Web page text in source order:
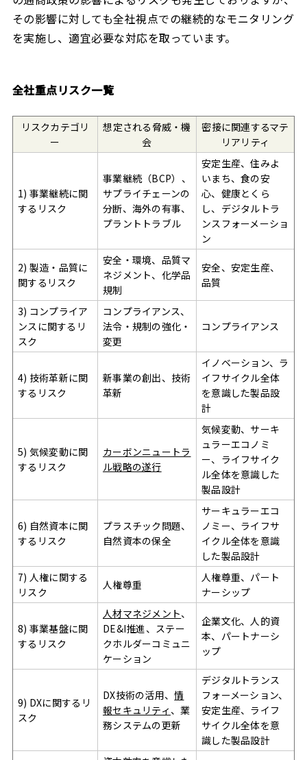
その影響に対しても全社視点での継続的なモニタリング
を実施し、適宜必要な対応を取っています。
全社重点リスク一覧
リスクカテゴリ
ー
想定される脅威・機
会
密接に関連するマテ
リアリティ
1) 事業継続に関
するリスク
事業継続（BCP）、
サプライチェーンの
分断、海外の有事、
プラントトラブル
安定生産、住みよ
いまち、食の安
心、健康とくら
し、デジタルトラ
ンスフォーメーショ
ン
2) 製造・品質に
関するリスク
安全・環境、品質マ
ネジメント、化学品
規制
安全、安定生産、
品質
3) コンプライア
ンスに関するリ
スク
コンプライアンス、
法令・規制の強化・
変更
コンプライアンス
4) 技術革新に関
するリスク
新事業の創出、技術
革新
イノベーション、ラ
イフサイクル全体
を意識した製品設
計
5) 気候変動に関
するリスク
カーボンニュートラ
ル戦略の遂行
気候変動、サーキ
ュラーエコノミ
ー、ライフサイク
ル全体を意識した
製品設計
6) 自然資本に関
するリスク
プラスチック問題、
自然資本の保全
サーキュラーエコ
ノミー、ライフサ
イクル全体を意識
した製品設計
7) 人権に関する
リスク
人権尊重
人権尊重、パート
ナーシップ
8) 事業基盤に関
するリスク
人材マネジメント、
DE&I推進、ステー
クホルダーコミュニ
ケーション
企業文化、人的資
本、パートナーシ
ップ
9) DXに関するリ
スク
DX技術の活用、情
報セキュリティ 、業
務システムの更新
デジタルトランス
フォーメーション、
安定生産、ライフ
サイクル全体を意
識した製品設計